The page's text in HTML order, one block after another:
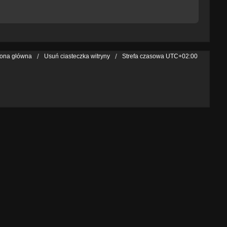
główna Usuń ciasteczka witryny Strefa czasowa UTC+02:00